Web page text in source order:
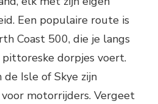
Een populaire route is
Coast 500, die je langs
dorpjes voert.
de Isle of Skye zijn
motorrijders. Vergeet